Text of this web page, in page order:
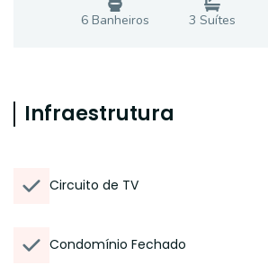
6Banheiros 3 Suítes
Infraestrutura
Circuito de TV
Condomínio Fechado